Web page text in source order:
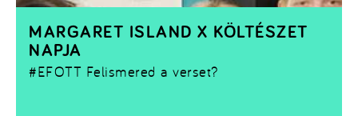
#EFOTT Felismered a verset?
MARGARET ISLAND X KÖLTÉSZET
NAPJA